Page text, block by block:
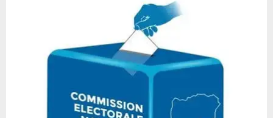
définitive
des
députés
provinciaux